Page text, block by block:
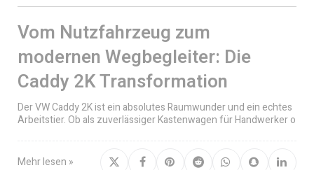
Vom Nutzfahrzeug zum
modernen Wegbegleiter: Die
Caddy 2K Transformation
Der VW Caddy 2K ist ein absolutes Raumwunder und ein echtes
Arbeitstier. Ob als zuverlässiger Kastenwagen für Handwerker o
Mehr lesen »